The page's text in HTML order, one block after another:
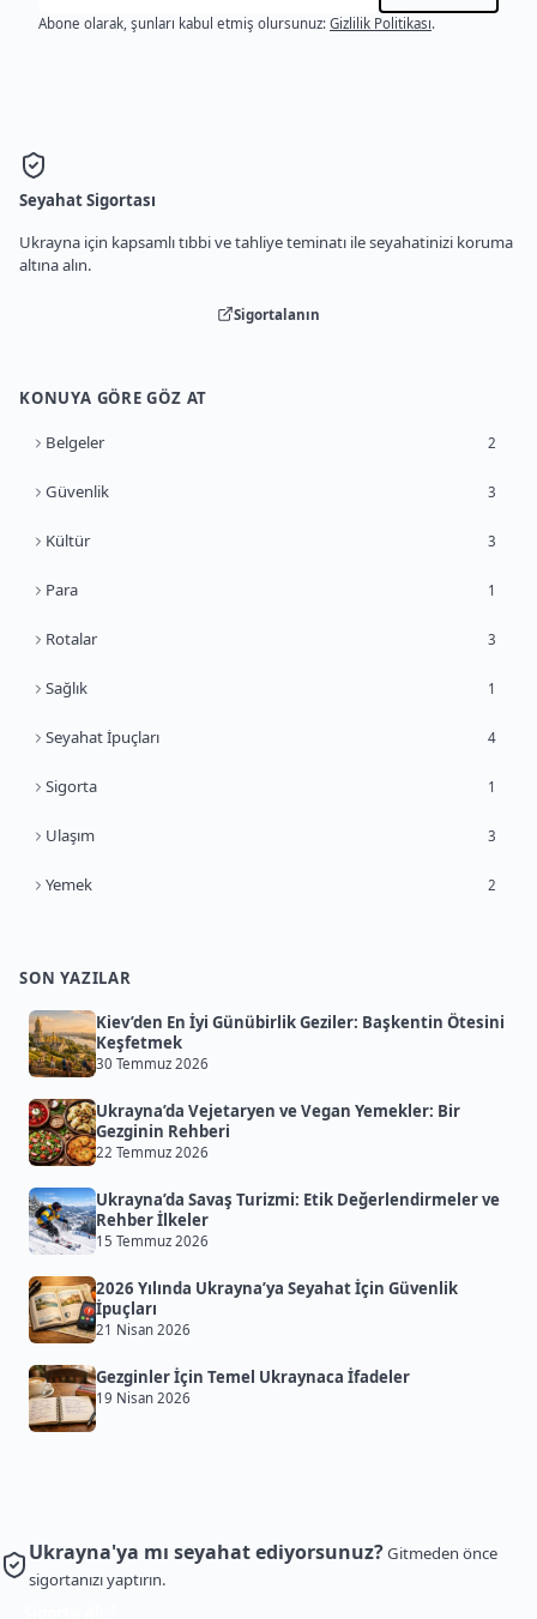
Abone olarak, şunları kabul etmiş olursunuz: Gizlilik Politikası.
Seyahat Sigortası
Ukrayna için kapsamlı tıbbi ve tahliye teminatı ile seyahatinizi koruma
altına alın.
Sigortalanın
KONUYA GÖRE GÖZ AT
Belgeler 2
Güvenlik 3
Kültür 3
Para 1
Rotalar 3
Sağlık 1
Seyahat İpuçları 4
Sigorta 1
Ulaşım 3
Yemek 2
SON YAZILAR
Kiev’den En İyi Günübirlik Geziler: Başkentin Ötesini
Keşfetmek
30 Temmuz 2026
Ukrayna’da Vejetaryen ve Vegan Yemekler: Bir
Gezginin Rehberi
22 Temmuz 2026
Ukrayna’da Savaş Turizmi: Etik Değerlendirmeler ve
Rehber İlkeler
15 Temmuz 2026
2026 Yılında Ukrayna’ya Seyahat İçin Güvenlik
İpuçları
21 Nisan 2026
Gezginler İçin Temel Ukraynaca İfadeler
19 Nisan 2026
Ukrayna'ya mı seyahat ediyorsunuz?Gitmeden önce
sigortanızı yaptırın.